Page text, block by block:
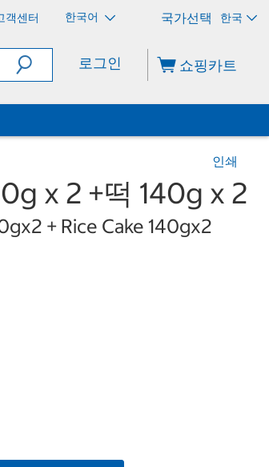
객센터 한국어 한국
로그인 쇼핑카트
인쇄
x 2 +떡 140g x 2
+ Rice Cake 140gx2